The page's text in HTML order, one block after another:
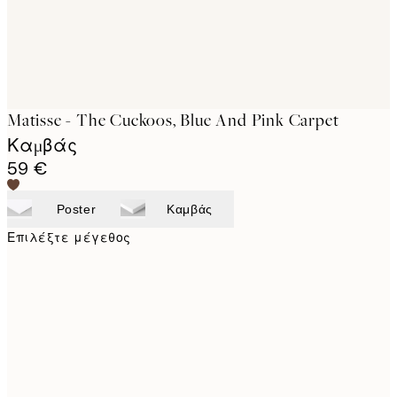
Matisse - The Cuckoos, Blue And Pink Carpet
Καμβάς
59 €
Poster Καμβάς
Επιλέξτε μέγεθος